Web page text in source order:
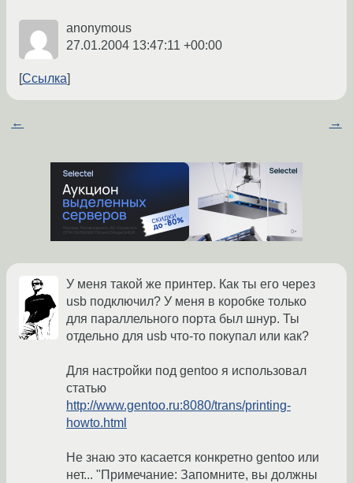
anonymous
27.01.2004 13:47:11 +00:00
Ссылка
← →
У меня такой же принтер. Как ты его через
usb подключил? У меня в коробке только
для параллельного порта был шнур. Ты
отдельно для usb что-то покупал или как?
Для настройки под gentoo я использовал
статью
http://www.gentoo.ru:8080/trans/printing-
howto.html
Не знаю это касается конкретно gentoo или
нет... "Примечание: Запомните, вы должны